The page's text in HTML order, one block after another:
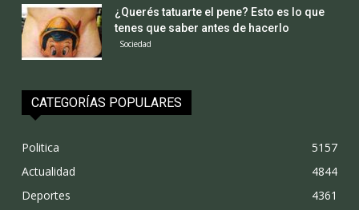
¿Querés tatuarte el pene? Esto es lo que
tenes que saber antes de hacerlo
Sociedad
CATEGORÍAS POPULARES
Politica
5157
Actualidad
4844
Deportes
4361